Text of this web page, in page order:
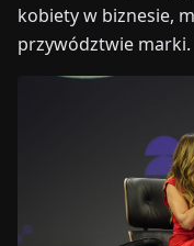
kobiety w biznesie,
przywództwie marki.